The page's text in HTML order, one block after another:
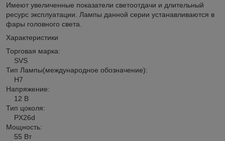
Имеют увеличенные показатели светоотдачи и длительный
ресурс эксплуатации. Лампы данной серии устанавливаются в
фары головного света.
Характеристики
Торговая марка:
SVS
Тип Лампы(международное обозначение):
H7
Напряжение:
12 В
Тип цоколя:
PX26d
Мощность:
55 Вт